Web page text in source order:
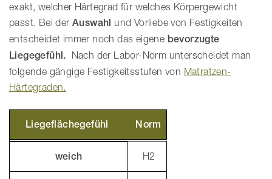
exakt, welcher Härtegrad für welches Körpergewicht
passt. Bei derAuswahl und Vorliebe von Festigkeiten
entscheidet immer noch das eigene bevorzugte
Liegegefühl. Nach der Labor-Norm unterscheidet man
folgende gängige Festigkeitsstufen von Matratzen-
Härtegraden.
Liegeflächegefühl Norm
weich H2